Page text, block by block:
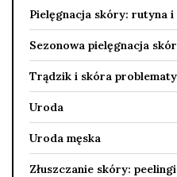
Pielęgnacja skóry: rutyna i
Sezonowa pielęgnacja
Trądzik i skóra
Uroda
Uroda męska
Złuszczanie skóry: